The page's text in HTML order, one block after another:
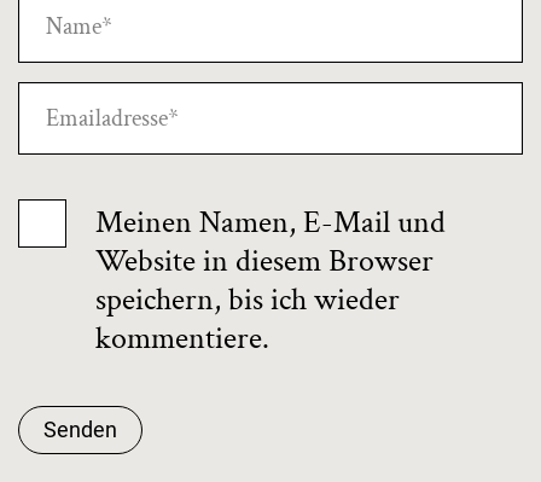
Meinen Namen, E-Mail und
Website in diesem Browser
speichern, bis ich wieder
kommentiere.
Senden